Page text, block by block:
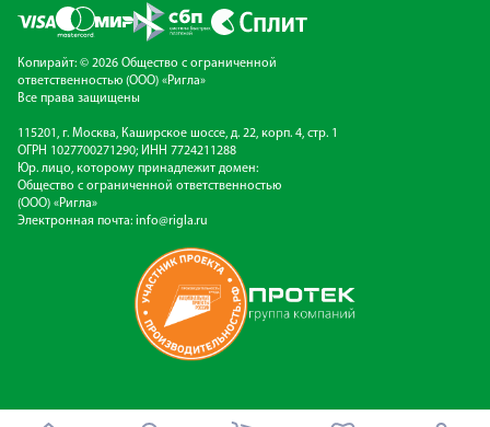
Копирайт: © 2026 Общество с ограниченной
ответственностью (ООО) «Ригла»
Все права защищены
115201, г. Москва, Каширское шоссе, д. 22, корп. 4, стр. 1
ОГРН 1027700271290; ИНН 7724211288
Юр. лицо, которому принадлежит домен:
Общество с ограниченной ответственностью
(ООО) «Ригла»
Электронная почта: info@rigla.ru